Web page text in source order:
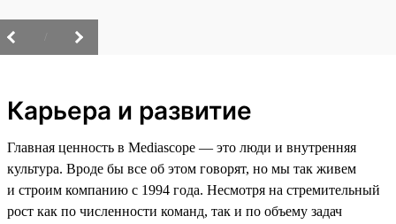
Карьера и развитие
Главная ценность в Mediascope — это люди и внутренняя
культура. Вроде бы все об этом говорят, но мы так живем
и строим компанию с 1994 года. Несмотря на стремительный
рост как по численности команд, так и по объему задач